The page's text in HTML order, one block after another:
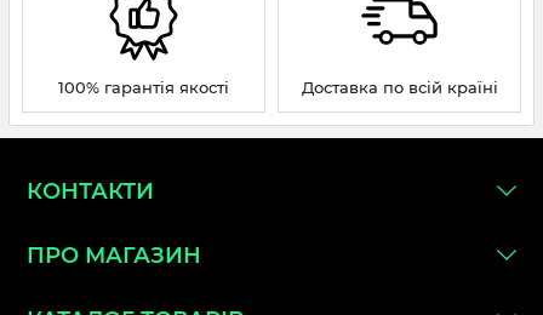
100% гарантія якості Доставка по всій країні
КОНТАКТИ
ПРО МАГАЗИН